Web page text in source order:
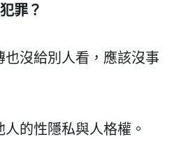
罪？
也沒給別人看，應該沒事
的性隱私與人格權。